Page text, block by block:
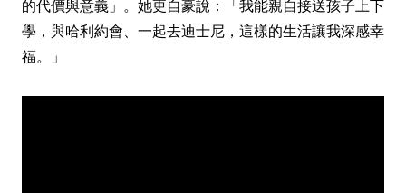
的代價與意義」。她更自豪說：「我能親自接送孩子上下
學，與哈利約會、一起去迪士尼，這樣的生活讓我深感幸
福。」